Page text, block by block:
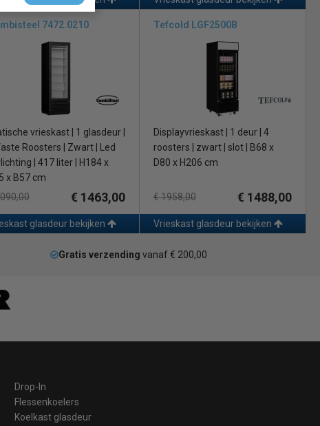
7472.0210
vrieskast | 1 glasdeur |
Roosters | Zwart | Led
| 417 liter | H184 x
x B57 cm
€ 1463,00
glasdeur bekijken
Tefcold LGF2500B
Displayvrieskast | 1 deur | 4
roosters | zwart | slot | B68 x
D80 x H206 cm
€ 1958,00 € 1488,00
Vrieskast glasdeur bekijken
Gratis verzending vanaf € 200,00
Drop-In
Flessenkoelers
Koelkast glasdeur